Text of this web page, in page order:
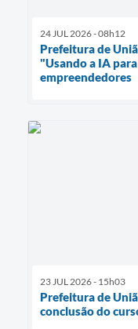
24 JUL 2026 - 08h12
Prefeitura de
"Usando a IA
empreendedores
23 JUL 2026 - 15h03
Prefeitura de
conclusão do